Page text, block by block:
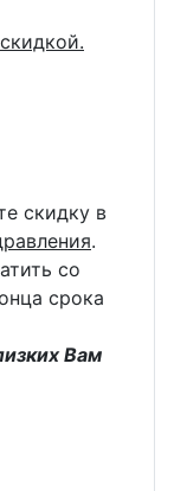
скидку в
.
со
срока
Вам